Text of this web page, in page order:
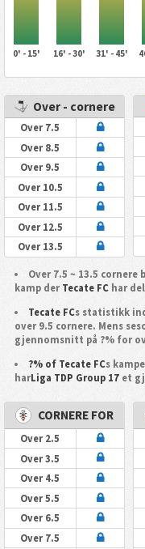
0' - 15' 16' - 30' 31' - 45'
Over - cornere
Over 7.5
Over 8.5
Over 9.5
Over 10.5
Over 11.5
Over 12.5
Over 13.5
Over 7.5 ~ 13.5
kamp der Tecate FChar
Tecate FCs statistikk
over 9.5 cornere. Mens
gjennomsnitt på ?% for
?% of Tecate FCs
harLiga TDP Group 17et
CORNERE FOR
Over 2.5
Over 3.5
Over 4.5
Over 5.5
Over 6.5
Over 7.5